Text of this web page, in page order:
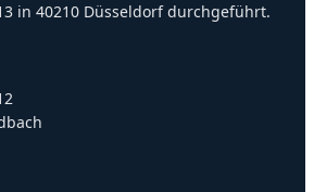
in 40210 Düsseldorf durchgeführt.